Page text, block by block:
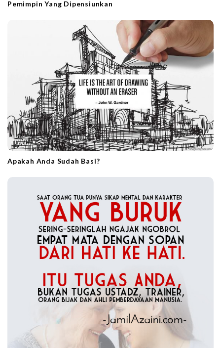
Pemimpin Yang Dipensiunkan
Apakah Anda Sudah Basi?